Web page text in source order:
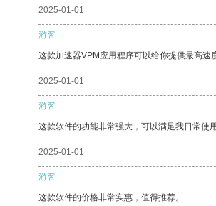
2025-01-01
游客
这款加速器VPM应用程序可以给你提供最高速
2025-01-01
游客
这款软件的功能非常强大，可以满足我日常使
2025-01-01
游客
这款软件的价格非常实惠，值得推荐。